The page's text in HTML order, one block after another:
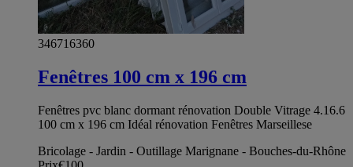
346716360
Fenêtres 100 cm x 196 cm
Fenêtres pvc blanc dormant rénovation Double Vitrage 4.16.6
100 cm x 196 cm Idéal rénovation Fenêtres Marseillese
Bricolage - Jardin - Outillage Marignane - Bouches-du-Rhône